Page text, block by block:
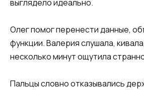
выглядело идеально.
Олег помог перенести данные,
функции. Валерия слушала,
несколько минут ощутила
Пальцы словно отказывались